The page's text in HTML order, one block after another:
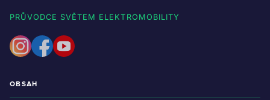
PRŮVODCE SVĚTEM ELEKTROMOBILITY
OBSAH